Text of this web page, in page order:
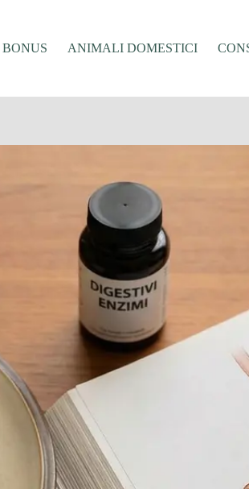
ANIMALI DOMESTICI